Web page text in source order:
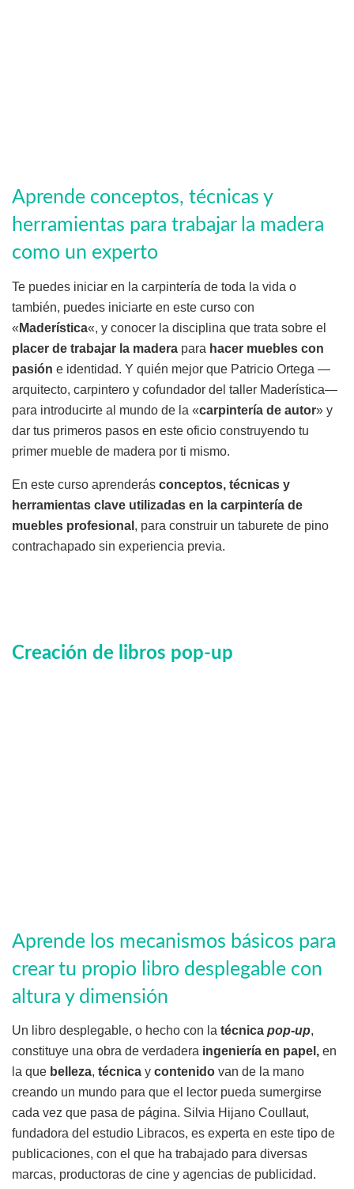
Aprende conceptos, técnicas y
herramientas para trabajar la madera
como un experto
Te puedes iniciar en la carpintería de toda la vida o
también, puedes iniciarte en este curso con
« Maderística«, y conocer la disciplina que trata sobre el
placer de trabajar la madera para hacer muebles con
pasión e identidad. Y quién mejor que Patricio Ortega —
arquitecto, carpintero y cofundador del taller Maderística—
para introducirte al mundo de la «carpintería de autor» y
dar tus primeros pasos en este oficio construyendo tu
primer mueble de madera por ti mismo.
En este curso aprenderás conceptos, técnicas y
herramientas clave utilizadas en la carpintería de
muebles profesional , para construir un taburete de pino
contrachapado sin experiencia previa.
Creación de libros pop-up
Aprende los mecanismos básicos para
crear tu propio libro desplegable con
altura y dimensión
Un libro desplegable, o hecho con la técnica pop-up,
constituye una obra de verdadera ingeniería en papel, en
la que belleza, técnica y contenido van de la mano
creando un mundo para que el lector pueda sumergirse
cada vez que pasa de página. Silvia Hijano Coullaut,
fundadora del estudio Libracos, es experta en este tipo de
publicaciones, con el que ha trabajado para diversas
marcas, productoras de cine y agencias de publicidad.